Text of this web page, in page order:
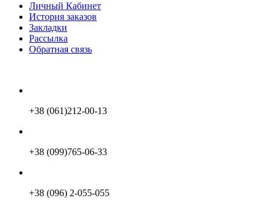
Личный Кабинет
История заказов
Закладки
Рассылка
Обратная связь
+38 (061)212-00-13
+38 (099)765-06-33
+38 (096) 2-055-055